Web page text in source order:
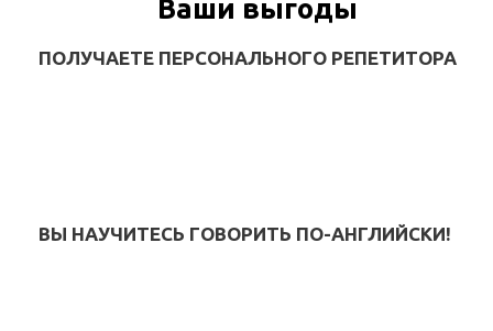
Ваши выгоды
ПОЛУЧАЕТЕ ПЕРСОНАЛЬНОГО РЕПЕТИТОРА
ВЫ НАУЧИТЕСЬ ГОВОРИТЬ ПО-АНГЛИЙСКИ!